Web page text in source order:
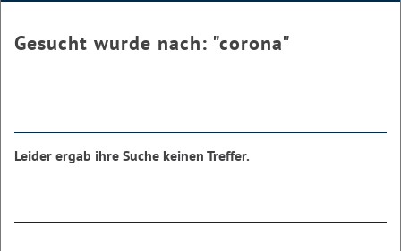
Gesucht wurde nach: "corona"
Leider ergab ihre Suche keinen Treffer.